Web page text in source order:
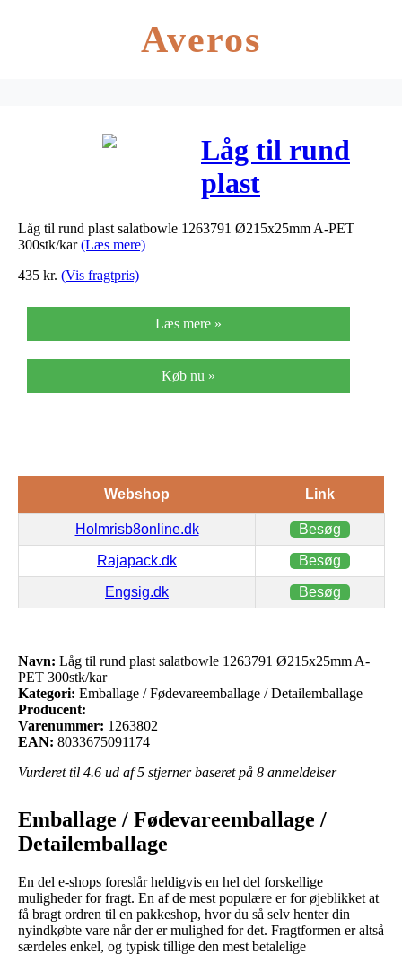
Averos
Låg til rund
plast
salatbowle
A-PET
300stk/kar
Låg til rund plast salatbowle 1263791 Ø215x25mm A-PET
300stk/kar(Læs mere)
435 kr. (Vis fragtpris)
Læs mere »
Køb nu »
Webshop Link
Holmrisb8online.dk Besøg
Rajapack.dk Besøg
Engsig.dk Besøg
Navn: Låg til rund plast salatbowle 1263791 Ø215x25mm A-
PET 300stk/kar
Kategori: Emballage / Fødevareemballage / Detailemballage
Producent:
Varenummer: 1263802
EAN: 8033675091174
Vurderet til 4.6 ud af 5 stjerner baseret på 8 anmeldelser
Emballage / Fødevareemballage /
Detailemballage
En del e-shops foreslår heldigvis en hel del forskellige
muligheder for fragt. En af de mest populære er for øjeblikket at
få bragt ordren til en pakkeshop, hvor du så selv henter din
nyindkøbte vare når der er mulighed for det. Fragtformen er altså
særdeles enkel, og typisk tillige den mest betalelige